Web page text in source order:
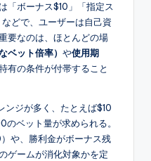
「ボーナス$10」「指定ス
どで、ユーザーは自己資
要なのは、ほとんどの場
ベット倍率） や使用期
有の条件が付帯すること
ンジが多く、たとえば$10
ベット量が求められる。
）や、勝利金がボーナス残
ゲームが消化対象かを定